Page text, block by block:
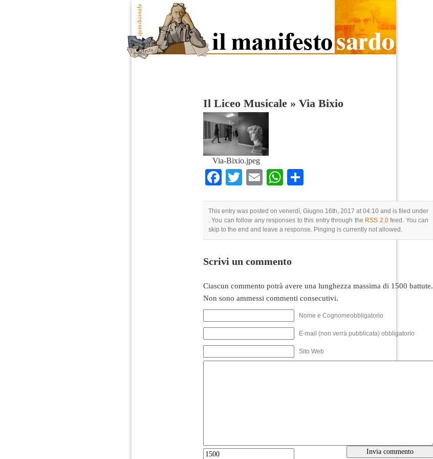
Il Liceo Musicale » Via Bixio
Via-Bixio.jpeg
Facebook
TwitterEmailWhatsApp
This entry was posted on venerdì, Giugno 16th, 2017 at 04:10 and is filed under
. You can follow any responses to this entry through the RSS 2.0feed. You can
skip to the end and leave a response. Pinging is currently not allowed.
Scrivi un commento
Ciascun commento potrà avere una lunghezza massima di 1500 battute.
Non sono ammessi commenti consecutivi.
Nome e Cognomeobbligatorio
E-mail (non verrà pubblicata) obbligatorio
Sito Web